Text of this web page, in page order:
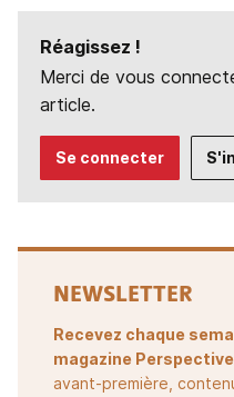
Réagissez !
Merci de vous
article.
Se connecter
NEWSLETTER
Recevez chaque
magazine
avant-première,